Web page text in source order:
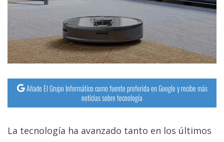
Operadores
Trucos
Tutoriales
Añade El Grupo Informático como fuente preferida en Google y recibe más
noticias sobre tecnología
La tecnología ha avanzado tanto en los últimos